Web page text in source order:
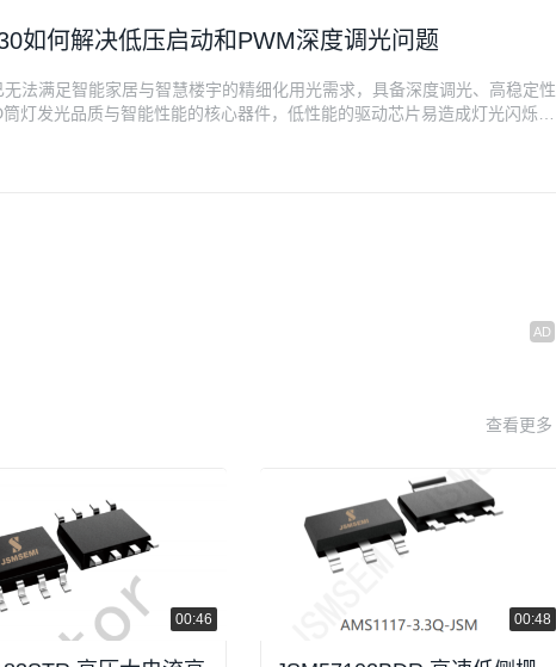
如何解决低压启动和PWM深度调光问题
法满足智能家居与智慧楼宇的精细化用光需求，具备深度调光、高稳定性
灯发光品质与智能性能的核心器件，低性能的驱动芯片易造成灯光闪烁、
查看更多
00:46 00:48